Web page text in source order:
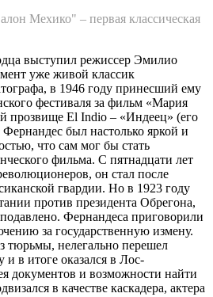
Мехико" – первая классическая
выступил режиссер Эмилио
уже живой классик
в 1946 году принесший ему
фестиваля за фильм «Мария
прозвище El Indio – «Индеец» (его
был настолько яркой и
что сам мог бы стать
фильма. С пятнадцати лет
он стал после
гвардии. Но в 1923 году
против президента Обрегона,
Фернандеса приговорили
за государственную измену.
тюрьмы, нелегально перешел
в итоге оказался в Лос-
документов и возможности найти
в качестве каскадера, актера